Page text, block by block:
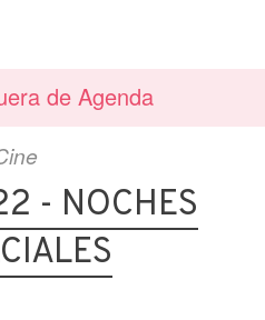
de Agenda
- NOCHES